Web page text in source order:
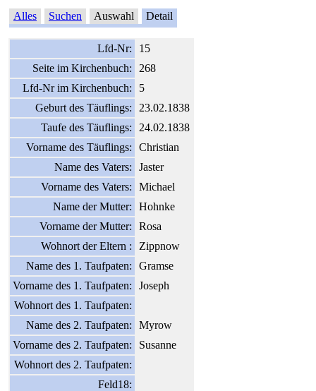
Alles Suchen Auswahl Detail
Lfd-Nr:
15
Seite im Kirchenbuch:
268
Lfd-Nr im Kirchenbuch:
5
Geburt des Täuflings:
23.02.1838
Taufe des Täuflings:
24.02.1838
Vorname des Täuflings:
Christian
Name des Vaters:
Jaster
Vorname des Vaters:
Michael
Name der Mutter:
Hohnke
Vorname der Mutter:
Rosa
Wohnort der Eltern :
Zippnow
Name des 1. Taufpaten:
Gramse
Vorname des 1. Taufpaten:
Joseph
Wohnort des 1. Taufpaten:
Name des 2. Taufpaten:
Myrow
Vorname des 2. Taufpaten:
Susanne
Wohnort des 2. Taufpaten:
Feld18: